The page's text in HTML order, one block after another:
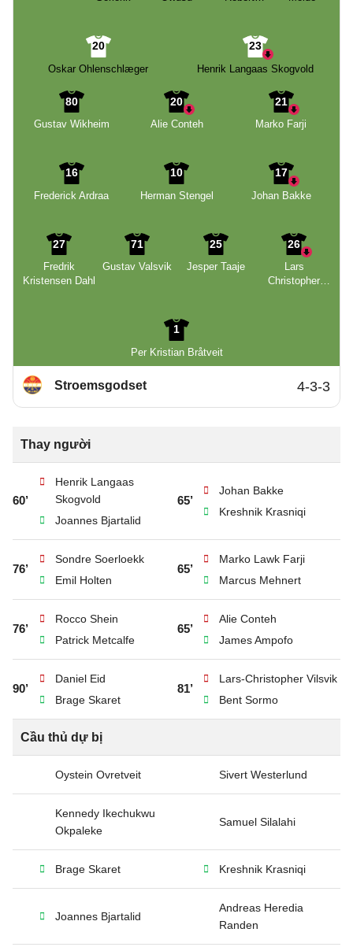
20
Oskar Ohlenschlæger
23
Henrik Langaas Skogvold
80
Gustav Wikheim
20
Alie Conteh
21
Marko Farji
16
Frederick Ardraa
10
Herman Stengel
17
Johan Bakke
27
Fredrik
Kristensen Dahl
71
Gustav Valsvik
25
Jesper Taaje
26
Lars
Christopher
1
Per Kristian Bråtveit
Stroemsgodset 4-3-3
Thay người
60’
Henrik Langaas
Skogvold
Joannes Bjartalid
65’
Johan Bakke
Kreshnik Krasniqi
76’
Sondre Soerloekk
Emil Holten
65’
Marko Lawk Farji
Marcus Mehnert
76’
Rocco Shein
Patrick Metcalfe
65’
Alie Conteh
James Ampofo
90’
Daniel Eid
Brage Skaret
81’
Lars-Christopher Vilsvik
Bent Sormo
Cầu thủ dự bị
Oystein Ovretveit Sivert Westerlund
Kennedy Ikechukwu
Okpaleke
Samuel Silalahi
Brage Skaret Kreshnik Krasniqi
Joannes Bjartalid
Andreas Heredia
Randen